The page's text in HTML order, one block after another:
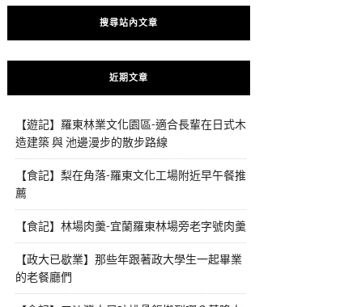
搜尋站內文章
近期文章
【遊記】羅東林業文化園區-適合長輩在日式木
造建築 與 池邊漫步的散步路線
【食記】梨在角落-羅東文化工場附近早午餐推
薦
【食記】林場肉羹-宜蘭羅東林場旁老字號肉羹
【政大已歇業】那些年跟著政大學生一起畢業
的老餐廳們